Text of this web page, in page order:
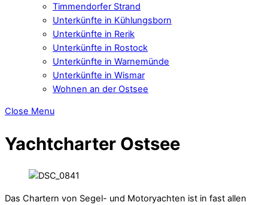
Timmendorfer Strand
Unterkünfte in Kühlungsborn
Unterkünfte in Rerik
Unterkünfte in Rostock
Unterkünfte in Warnemünde
Unterkünfte in Wismar
Wohnen an der Ostsee
Close Menu
Yachtcharter Ostsee
Das Chartern von Segel- und Motoryachten ist in fast allen